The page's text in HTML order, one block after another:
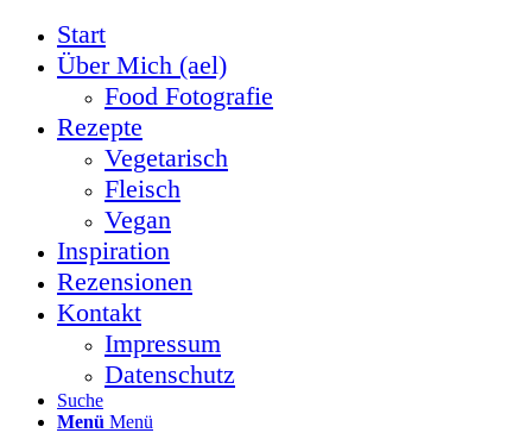
Start
Über Mich (ael)
Food Fotografie
Rezepte
Vegetarisch
Fleisch
Vegan
Inspiration
Rezensionen
Kontakt
Impressum
Datenschutz
Suche
Menü Menü